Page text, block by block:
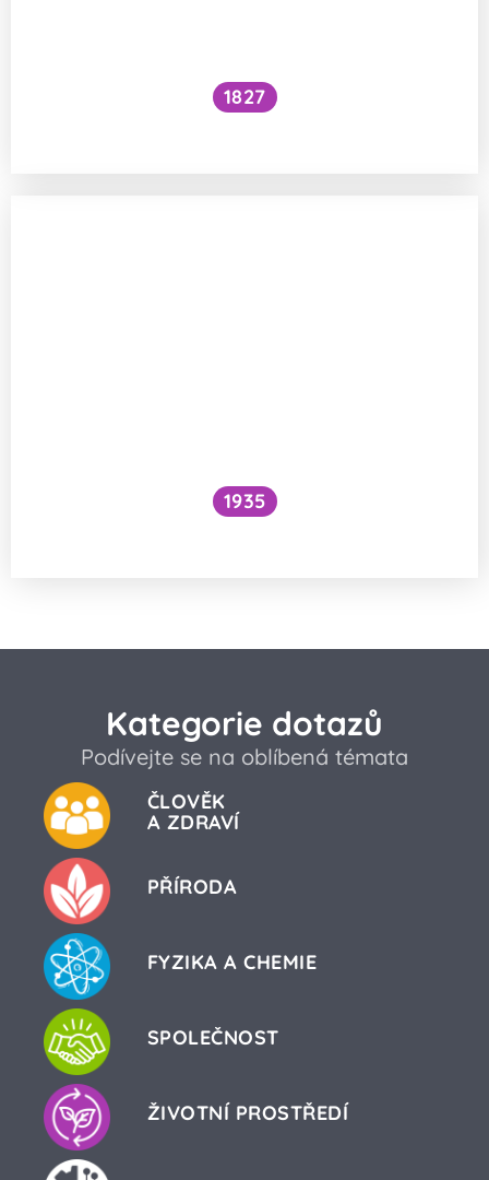
1827
1935
Kategorie dotazů
Podívejte se na oblíbená témata
ČLOVĚK
A ZDRAVÍ
PŘÍRODA
FYZIKA A CHEMIE
SPOLEČNOST
ŽIVOTNÍ PROSTŘEDÍ